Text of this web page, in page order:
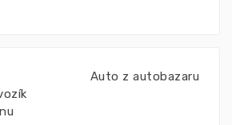
Auto z autobazaru